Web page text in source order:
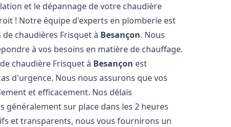
et le dépannage de votre chaudière
! Notre équipe d'experts en plomberie est
chaudières Frisquet à Besançon. Nous
à vos besoins en matière de chauffage.
chaudière Frisquet à Besançon est
d'urgence. Nous nous assurons que vos
et efficacement. Nos délais
sur place dans les 2 heures
et transparents, nous vous fournirons un